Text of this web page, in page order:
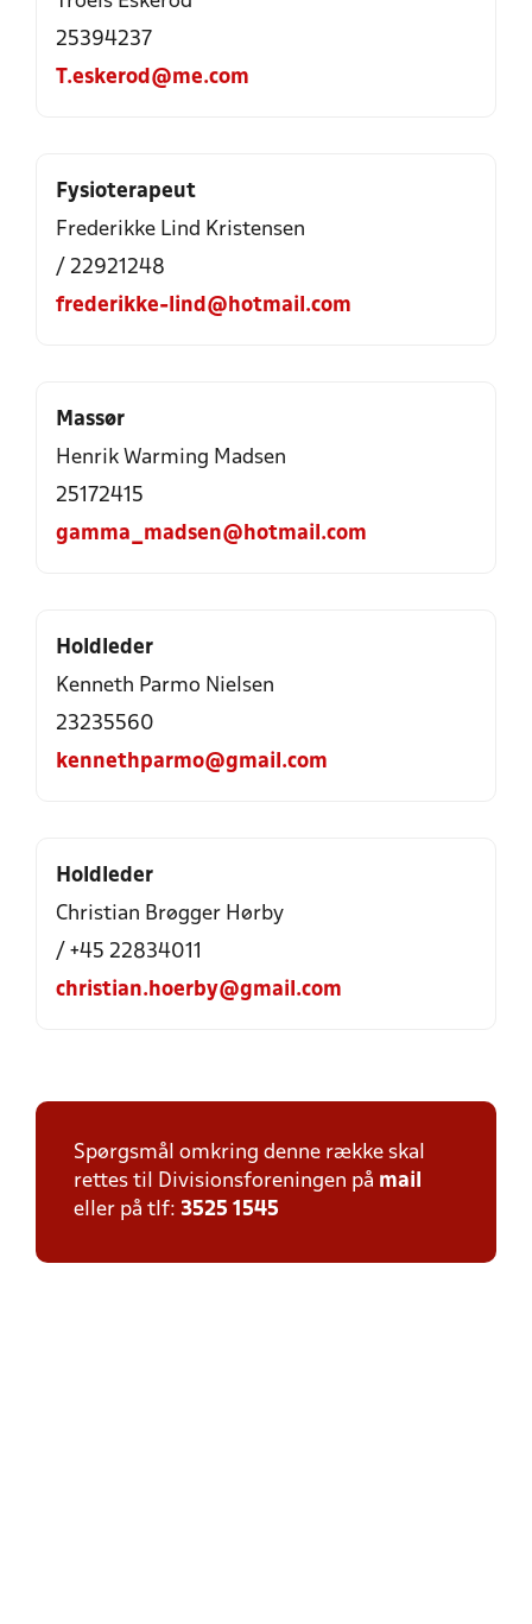
25394237
T.eskerod@me.com
Fysioterapeut
Frederikke Lind Kristensen
/ 22921248
frederikke-lind@hotmail.com
Massør
Henrik Warming Madsen
25172415
gamma_madsen@hotmail.com
Holdleder
Kenneth Parmo Nielsen
23235560
kennethparmo@gmail.com
Holdleder
Christian Brøgger Hørby
/ +45 22834011
christian.hoerby@gmail.com
Spørgsmål omkring denne række skal
rettes til Divisionsforeningen på mail
eller på tlf: 3525 1545